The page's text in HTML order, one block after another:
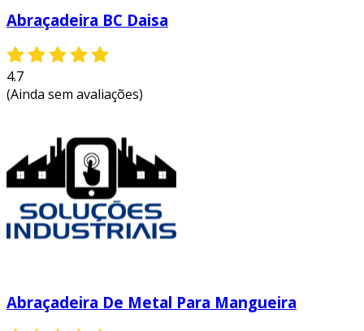
Abraçadeira BC Daisa
4.7
(Ainda sem avaliações)
Abraçadeira De Metal Para Mangueira